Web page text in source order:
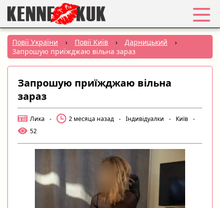
Обране
Вхід
Реєстрація
Міста:
Створити оголошення
Повії України › Повії Київ › Дарницький
›
Запрошую приїжджаю вільна зараз
Запрошую приїжджаю вільна
зараз
Лика - 2 месяца назад - Індивідуалки - Київ -
52